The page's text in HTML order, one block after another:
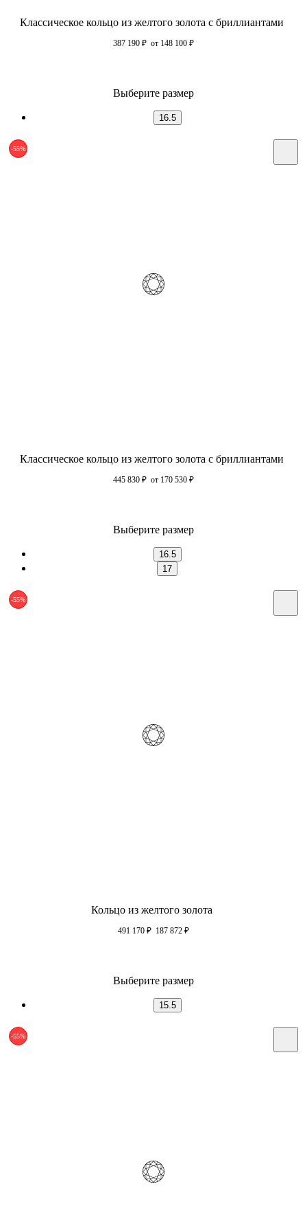
Классическое кольцо из желтого золота с бриллиантами
387 190 ₽ от 148 100 ₽
Выберите размер
16.5
-55%
Классическое кольцо из желтого золота с бриллиантами
445 830 ₽ от 170 530 ₽
Выберите размер
16.5
17
-55%
Кольцо из желтого золота
491 170 ₽ 187 872 ₽
Выберите размер
15.5
-55%